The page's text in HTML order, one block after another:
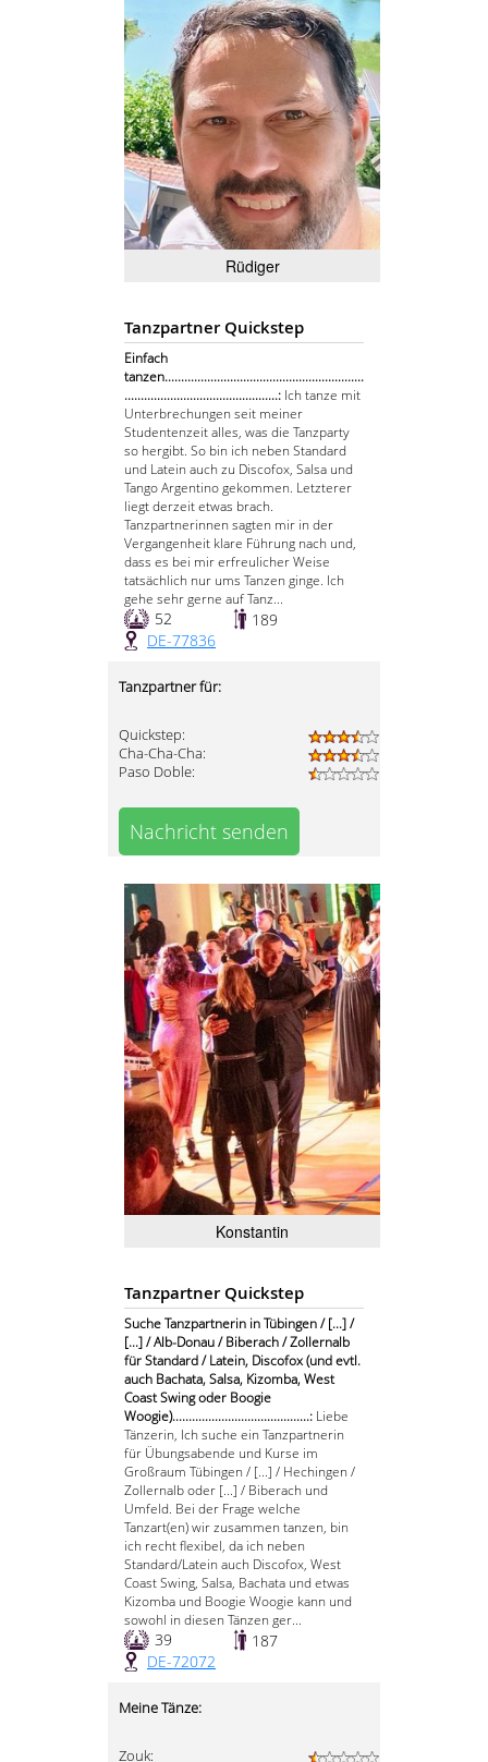
Rüdiger
Tanzpartner Quickstep
Einfach
tanzen.............................................................
...............................................: Ich tanze mit
Unterbrechungen seit meiner
Studentenzeit alles, was die Tanzparty
so hergibt. So bin ich neben Standard
und Latein auch zu Discofox, Salsa und
Tango Argentino gekommen. Letzterer
liegt derzeit etwas brach.
Tanzpartnerinnen sagten mir in der
Vergangenheit klare Führung nach und,
dass es bei mir erfreulicher Weise
tatsächlich nur ums Tanzen ginge. Ich
gehe sehr gerne auf Tanz...
52
189
DE-77836
Tanzpartner für:
Quickstep:
Cha-Cha-Cha:
Paso Doble:
Nachricht senden
Konstantin
Tanzpartner Quickstep
Suche Tanzpartnerin in Tübingen / [...] /
[...] / Alb-Donau / Biberach / Zollernalb
für Standard / Latein, Discofox (und evtl.
auch Bachata, Salsa, Kizomba, West
Coast Swing oder Boogie
Woogie)..........................................: Liebe
Tänzerin, Ich suche ein Tanzpartnerin
für Übungsabende und Kurse im
Großraum Tübingen / [...] / Hechingen /
Zollernalb oder [...] / Biberach und
Umfeld. Bei der Frage welche
Tanzart(en) wir zusammen tanzen, bin
ich recht flexibel, da ich neben
Standard/Latein auch Discofox, West
Coast Swing, Salsa, Bachata und etwas
Kizomba und Boogie Woogie kann und
sowohl in diesen Tänzen ger...
39
187
DE-72072
Meine Tänze:
Zouk: